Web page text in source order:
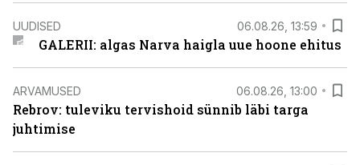
UUDISED 06.08.26, 13:59
GALERII: algas Narva haigla uue hoone ehitus
ARVAMUSED 06.08.26, 13:00
Rebrov: tuleviku tervishoid sünnib läbi targa
juhtimise